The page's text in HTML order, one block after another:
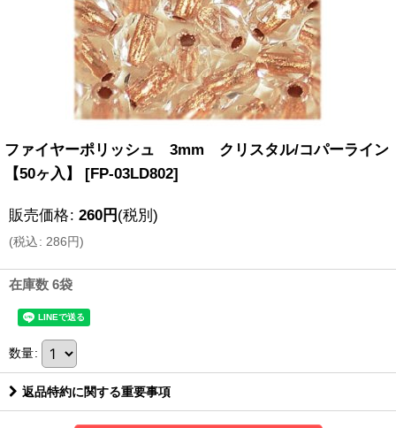
ファイヤーポリッシュ 3mm クリスタル/コパーライン
【50ヶ入】
[FP-03LD802]
販売価格: 260円 (税別)
(税込: 286円)
在庫数 6袋
数量:
返品特約に関する重要事項